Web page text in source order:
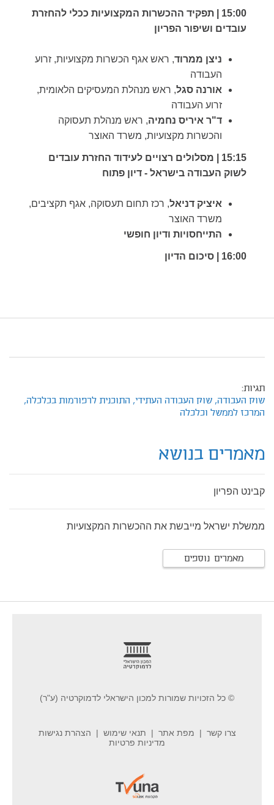
15:00 | תפקיד ההכשרות המקצועיות ככלי להחזרת
עובדים ושיפור הפריון
ניצן ממרוד, ראש אגף הכשרות מקצועיות, זרוע
העבודה
אורנה סגל, ראש מנהלת המעסיקים הלאומית,
זרוע העבודה
ד"ר איריס נחמיה, ראש מנהלת תעסוקה
והכשרות מקצועיות, משרד האוצר
15:15 |
מסלולים רצויים לעידוד החזרת עובדים
לשוק העבודה בישראל - דיון פתוח
איציק דניאל, רכז תחום תעסוקה, אגף תקציבים,
משרד האוצר
התייחסויות ודיון חופשי
16:00 | סיכום הדיון
תגיות:
שוק העבודה, שוק העבודה העתידי, התוכנית לרפורמות בכלכלה,
המרכז לממשל וכלכלה
מאמרים בנושא
קבינט הפריון
ממשלת ישראל מייבשת את ההכשרות המקצועיות
מאמרים נוספים
© כל הזכויות שמורות למכון הישראלי לדמוקרטיה (ע"ר)
צרו קשר מפת אתר תנאי שימוש
הצהרת נגישות
מדיניות פרטיות